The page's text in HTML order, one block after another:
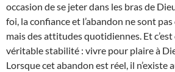
occasion de se jeter dans les bras de
foi, la confiance et l’abandon ne sont
mais des attitudes quotidiennes. Et
véritable stabilité : vivre pour plaire à
Lorsque cet abandon est réel, il n’existe